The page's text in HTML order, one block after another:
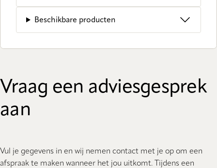
Beschikbare producten
Vraag een adviesgesprek
aan
Vul je gegevens in en wij nemen contact met je op om een
afspraak te maken wanneer het jou uitkomt. Tijdens een